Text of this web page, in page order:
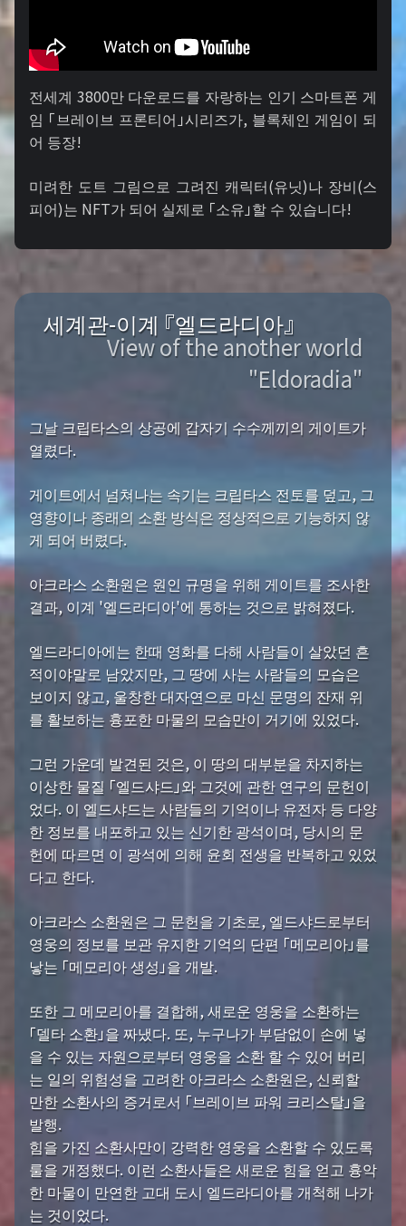
전세계 3800만 다운로드를 자랑하는 인기 스마트폰 게
임 「브레이브 프론티어」시리즈가, 블록체인 게임이 되
어 등장!
미려한 도트 그림으로 그려진 캐릭터(유닛)나 장비(스
피어)는 NFT가 되어 실제로 「소유」할 수 있습니다!
세계관-이계 『엘드라디아』
View of the another world
"Eldoradia"
그날 크립타스의 상공에 갑자기 수수께끼의 게이트가
열렸다.
게이트에서 넘쳐나는 속기는 크립타스 전토를 덮고, 그
영향이나 종래의 소환 방식은 정상적으로 기능하지 않
게 되어 버렸다.
아크라스 소환원은 원인 규명을 위해 게이트를 조사한
결과, 이계 '엘드라디아'에 통하는 것으로 밝혀졌다.
엘드라디아에는 한때 영화를 다해 사람들이 살았던 흔
적이야말로 남았지만, 그 땅에 사는 사람들의 모습은
보이지 않고, 울창한 대자연으로 마신 문명의 잔재 위
를 활보하는 흉포한 마물의 모습만이 거기에 있었다.
그런 가운데 발견된 것은, 이 땅의 대부분을 차지하는
이상한 물질 「엘드샤드」와 그것에 관한 연구의 문헌이
었다. 이 엘드샤드는 사람들의 기억이나 유전자 등 다양
한 정보를 내포하고 있는 신기한 광석이며, 당시의 문
헌에 따르면 이 광석에 의해 윤회 전생을 반복하고 있었
다고 한다.
아크라스 소환원은 그 문헌을 기초로, 엘드샤드로부터
영웅의 정보를 보관 유지한 기억의 단편 「메모리아」를
낳는 「메모리아 생성」을 개발.
또한 그 메모리아를 결합해, 새로운 영웅을 소환하는
「델타 소환」을 짜냈다. 또, 누구나가 부담없이 손에 넣
을 수 있는 자원으로부터 영웅을 소환 할 수 있어 버리
는 일의 위험성을 고려한 아크라스 소환원은, 신뢰할
만한 소환사의 증거로서 「브레이브 파워 크리스탈」을
발행.
힘을 가진 소환사만이 강력한 영웅을 소환할 수 있도록
룰을 개정했다. 이런 소환사들은 새로운 힘을 얻고 흉악
한 마물이 만연한 고대 도시 엘드라디아를 개척해 나가
는 것이었다.